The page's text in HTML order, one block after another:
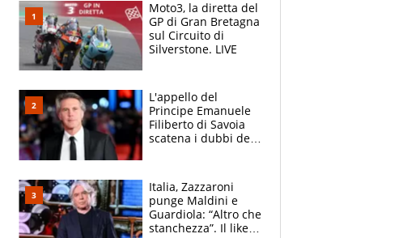
Moto3, la diretta del
GP di Gran Bretagna
sul Circuito di
Silverstone. LIVE
L'appello del
Principe Emanuele
Filiberto di Savoia
scatena i dubbi dei
Italia, Zazzaroni
punge Maldini e
Guardiola: “Altro che
stanchezza”. Il like